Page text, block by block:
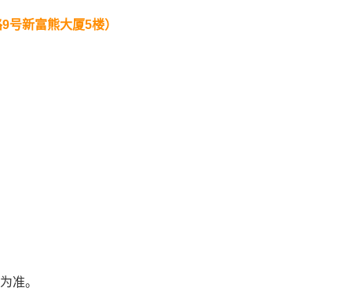
9号新富熊大厦5楼）
准。